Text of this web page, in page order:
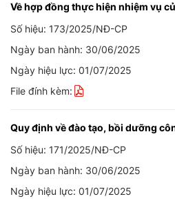
Về hợp đồng thực hiện nhiệm vụ
Số hiệu: 173/2025/NĐ-CP
Ngày ban hành: 30/06/2025
Ngày hiệu lực: 01/07/2025
File đính kèm:
Quy định về đào tạo, bồi dưỡng
Số hiệu: 171/2025/NĐ-CP
Ngày ban hành: 30/06/2025
Ngày hiệu lực: 01/07/2025